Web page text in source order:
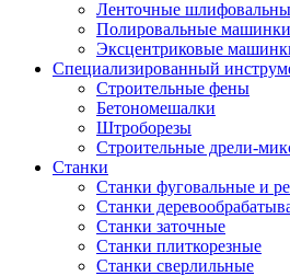
Ленточные
Полировальные машинки
Эксцентриковые
Специализированный
Строительные фены
Бетономешалки
Штроборезы
Строительные дрели-
Станки
Станки фуговальные и
Станки
Станки заточные
Станки плиткорезные
Станки сверлильные